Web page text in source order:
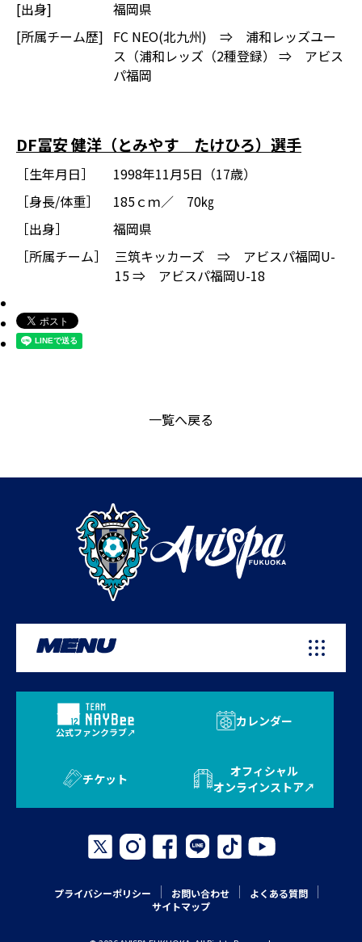
[出身]
福岡県
[所属チーム歴] FC NEO(北九州) ⇒ 浦和レッズユー
ス（浦和レッズ（2種登録） ⇒ アビス
パ福岡
DF冨安 健洋（とみやす たけひろ）選手
［生年月日］
1998年11月5日（17歳）
［身長/体重］
185ｃｍ／ 70㎏
［出身］
福岡県
［所属チーム］
三筑キッカーズ ⇒ アビスパ福岡U-
15 ⇒ アビスパ福岡U-18
一覧へ戻る
MENU
公式ファンクラブ
カレンダー
チケット
オフィシャル
オンラインストア
プライバシーポリシー お問い合わせ
よくある質問
サイトマップ